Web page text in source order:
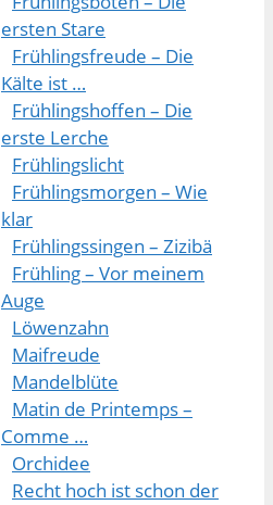
ersten Stare
Frühlingsfreude – Die
Kälte ist …
Frühlingshoffen – Die
erste Lerche
Frühlingslicht
Frühlingsmorgen – Wie
klar
Frühlingssingen – Zizibä
Frühling – Vor meinem
Auge
Löwenzahn
Maifreude
Mandelblüte
Matin de Printemps –
Comme …
Orchidee
Recht hoch ist schon der